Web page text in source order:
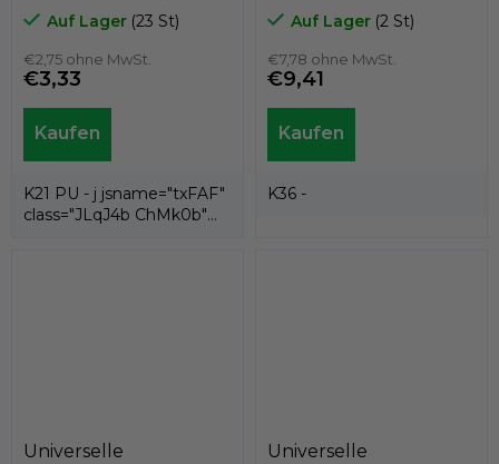
107,95 x 12,7 K21-088
PU , Kastas
Auf Lager (23 St)
€2,75 ohne MwSt.
€3,33
K21 PU - j jsname="txFAF"
class="JLqJ4b ChMk0b"
x 10 K36-088
Textilkautschuk / NBR,
Kastas
Auf Lager (2 St)
€7,78 ohne MwSt.
€9,41
K36 -
Universelle
Universelle